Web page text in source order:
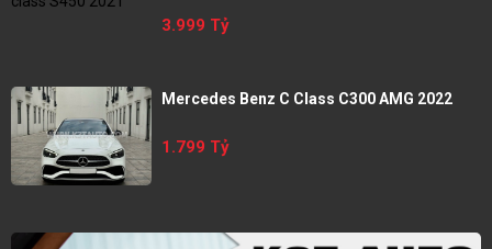
3.999 Tỷ
Mercedes Benz C Class C300 AMG 2022
1.799 Tỷ